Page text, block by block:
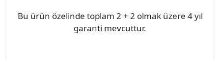
Bu ürün özelinde toplam 2 + 2 olmak üzere 4 yıl
garanti mevcuttur.